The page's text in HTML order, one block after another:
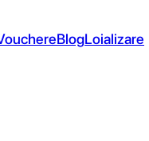
BlogLoializare